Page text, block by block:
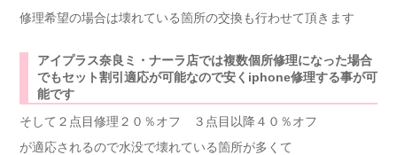
修理希望の場合は壊れている箇所の交換も行わせて頂きます
アイプラス奈良ミ・ナーラ店では複数個所修理になった場合
でもセット割引適応が可能なので安くiphone修理する事が可
能です
そして２点目修理２０％オフ ３点目以降４０％オフ
が適応されるので水没で壊れている箇所が多くて